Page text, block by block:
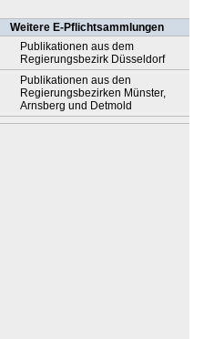
Weitere E-Pflichtsammlungen
Publikationen aus dem
Regierungsbezirk Düsseldorf
Publikationen aus den
Regierungsbezirken Münster,
Arnsberg und Detmold